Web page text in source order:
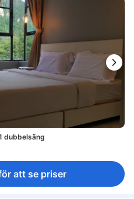
dubbelsäng
att se priser